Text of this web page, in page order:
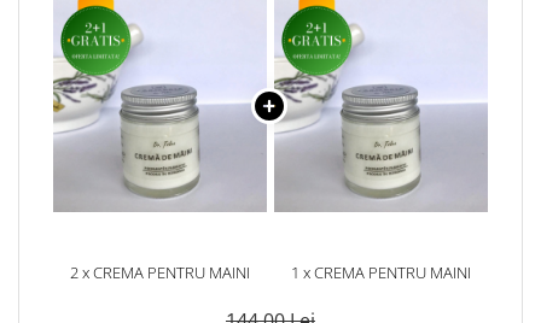
2 x CREMA PENTRU MAINI 1 x CREMA PENTRU MAINI